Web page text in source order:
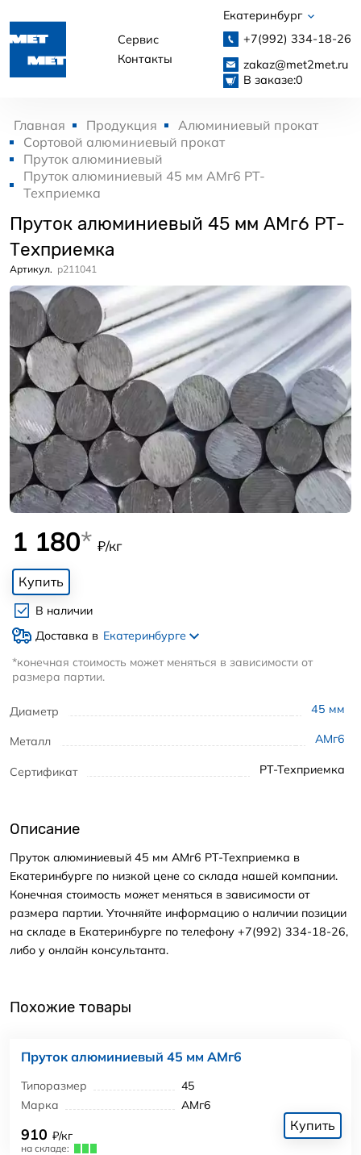
Сервис
Контакты
Екатеринбург
+7(992) 334-18-26
zakaz@met2met.ru
В заказе:0
Главная Продукция
Алюминиевый прокат
Сортовой алюминиевый прокат
Пруток алюминиевый
Пруток алюминиевый 45 мм АМг6 РТ-
Техприемка
Пруток алюминиевый 45 мм АМг6 РТ-
Техприемка
Артикул. p211041
Диаметр 45 мм
Металл АМг6
Сертификат РТ-Техприемка
1 180* ₽/кг
Купить
В наличии
Доставка в Екатеринбурге
*конечная стоимость может меняться в зависимости от
размера партии.
Описание
Пруток алюминиевый 45 мм АМг6 РТ-Техприемка в
Екатеринбурге по низкой цене со склада нашей компании.
Конечная стоимость может меняться в зависимости от
размера партии. Уточняйте информацию о наличии позиции
на складе в Екатеринбурге по телефону +7(992) 334-18-26,
либо у онлайн консультанта.
Похожие товары
Пруток алюминиевый 45 мм АМг6
Типоразмер
45
Марка
АМг6
910 ₽/кг
на складе:
Купить